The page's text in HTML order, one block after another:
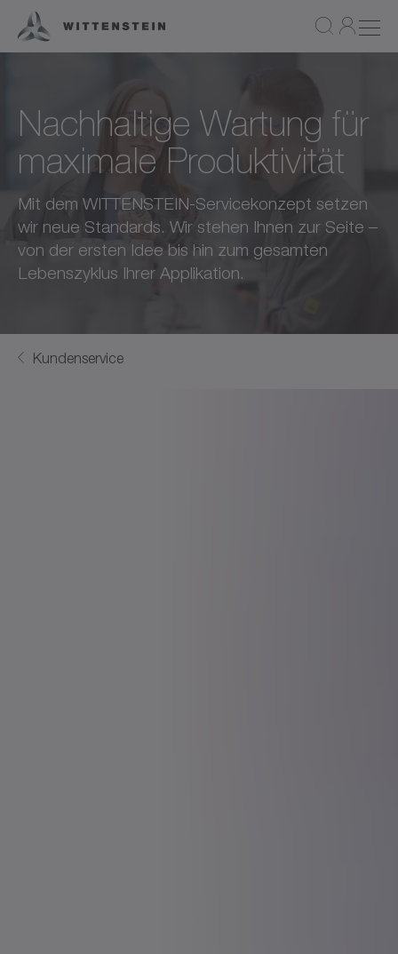
Nachhaltige Wartung für
maximale Produktivität
Mit dem WITTENSTEIN-Servicekonzept setzen
wir neue Standards. Wir stehen Ihnen zur Seite –
von der ersten Idee bis hin zum gesamten
Lebenszyklus Ihrer Applikation.
Kundenservice